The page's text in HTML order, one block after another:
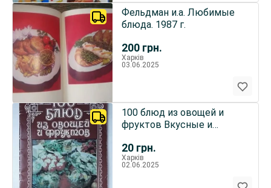
200 грн.
Фельдман и.а. Любимые
блюда. 1987 г.
Харків
03.06.2025
20 грн.
100 блюд из овощей и
фруктов Вкусные и
Харків
02.06.2025